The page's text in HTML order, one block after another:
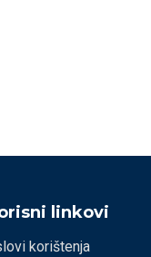
linkovi
korištenja